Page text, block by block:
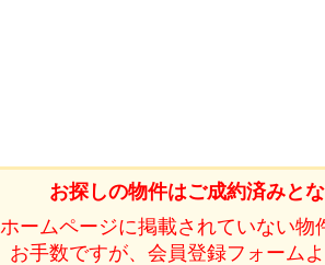
お探しの物件はご成約済みとな
ホームページに掲載されていない物
お手数ですが、会員登録フォーム